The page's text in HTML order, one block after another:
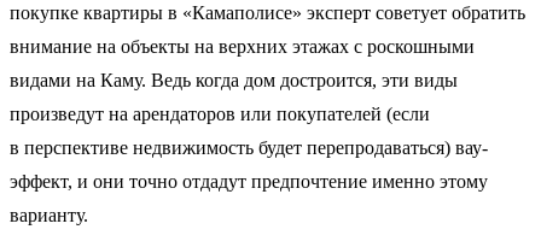
покупке квартиры в «Камаполисе» эксперт советует обратить
внимание на объекты на верхних этажах с роскошными
видами на Каму. Ведь когда дом достроится, эти виды
произведут на арендаторов или покупателей (если
в перспективе недвижимость будет перепродаваться) вау-
эффект, и они точно отдадут предпочтение именно этому
варианту.